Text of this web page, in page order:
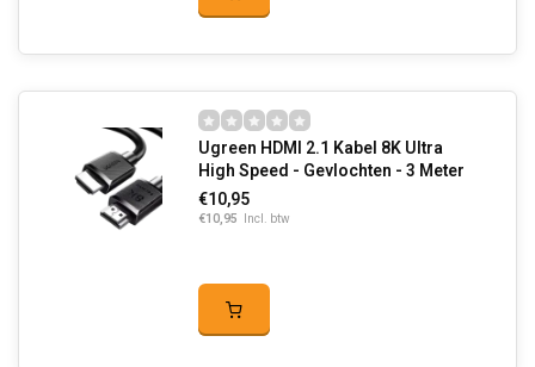
Ugreen HDMI 2.1 Kabel 8K Ultra
High Speed - Gevlochten - 3 Meter
€10,95
€10,95 Incl. btw